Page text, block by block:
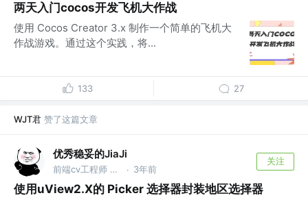
两天入门cocos开发飞机大作战
使用 Cocos Creator 3.x 制作一个简单的飞机大
作战游戏。通过这个实践，将...
133 27
WJT君 赞了这篇文章
优秀稳妥的JiaJi
前端cv工程师 @呜呼 · 3年前
关注
使用uView2.X的 Picker 选择器封装地区选择器